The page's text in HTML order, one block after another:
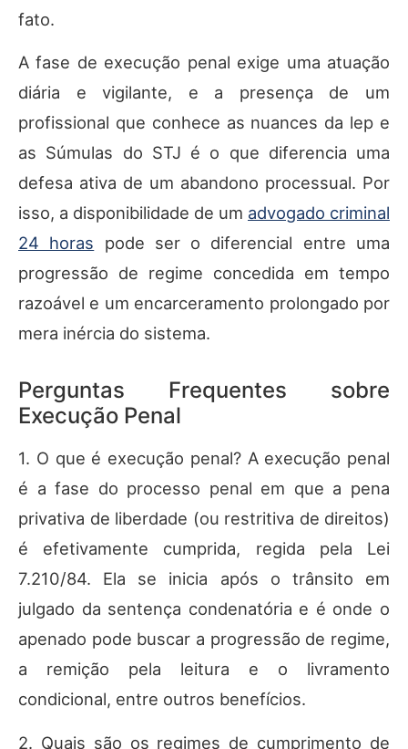
fato.
A fase de execução penal exige uma atuação
diária e vigilante, e a presença de um
profissional que conhece as nuances da lep e
as Súmulas do STJ é o que diferencia uma
defesa ativa de um abandono processual. Por
isso, a disponibilidade de um advogado criminal
24 horas pode ser o diferencial entre uma
progressão de regime concedida em tempo
razoável e um encarceramento prolongado por
mera inércia do sistema.
Perguntas Frequentes sobre
Execução Penal
1. O que é execução penal? A execução penal
é a fase do processo penal em que a pena
privativa de liberdade (ou restritiva de direitos)
é efetivamente cumprida, regida pela Lei
7.210/84. Ela se inicia após o trânsito em
julgado da sentença condenatória e é onde o
apenado pode buscar a progressão de regime,
a remição pela leitura e o livramento
condicional, entre outros benefícios.
2. Quais são os regimes de cumprimento de